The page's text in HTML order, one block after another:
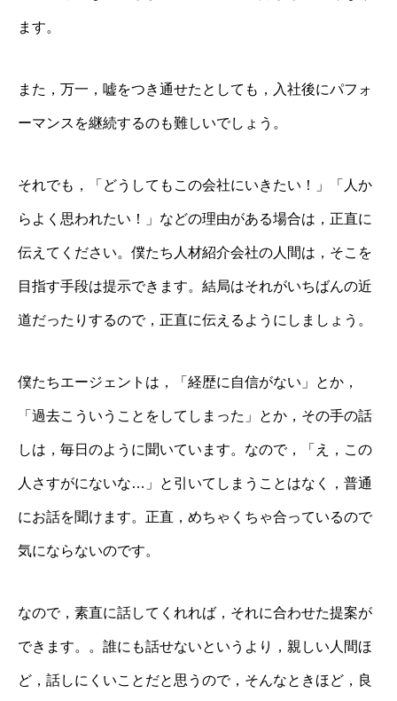
ます。
また，万一，嘘をつき通せたとしても，入社後にパフォ
ーマンスを継続するのも難しいでしょう。
それでも，「どうしてもこの会社にいきたい！」「人か
らよく思われたい！」などの理由がある場合は，正直に
伝えてください。僕たち人材紹介会社の人間は，そこを
目指す手段は提示できます。結局はそれがいちばんの近
道だったりするので，正直に伝えるようにしましょう。
僕たちエージェントは，「経歴に自信がない」とか，
「過去こういうことをしてしまった」とか，その手の話
しは，毎日のように聞いています。なので，「え，この
人さすがにないな…」と引いてしまうことはなく，普通
にお話を聞けます。正直，めちゃくちゃ合っているので
気にならないのです。
なので，素直に話してくれれば，それに合わせた提案が
できます。。誰にも話せないというより，親しい人間ほ
ど，話しにくいことだと思うので，そんなときほど，良